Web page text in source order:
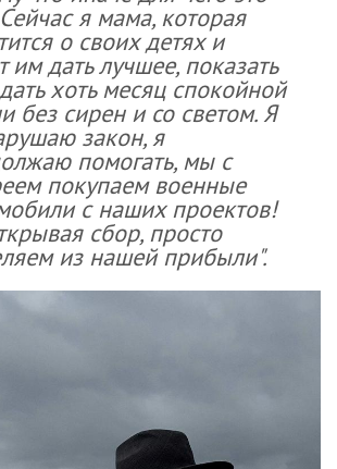
я мама, которая
о своих детях и
им дать лучшее, показать
хоть месяц спокойной
без сирен и со светом. Я
закон, я
помогать, мы с
покупаем военные
с наших проектов!
сбор, просто
из нашей прибыли".